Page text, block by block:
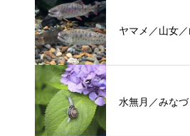
ヤマメ／山女
水無月／みなづ